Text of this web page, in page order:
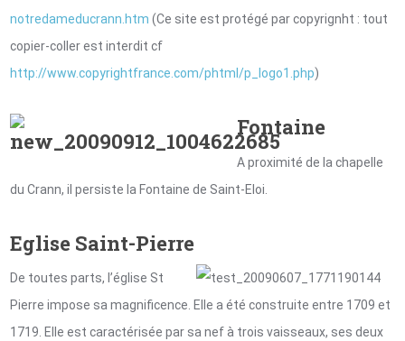
notredameducrann.htm (Ce site est protégé par copyrignht : tout
copier-coller est interdit cf
http://www.copyrightfrance.com/phtml/p_logo1.php)
Fontaine
A proximité de la chapelle
du Crann, il persiste la Fontaine de Saint-Eloi.
Eglise Saint-Pierre
De toutes parts, l’église St
Pierre impose sa magnificence. Elle a été construite entre 1709 et
1719. Elle est caractérisée par sa nef à trois vaisseaux, ses deux